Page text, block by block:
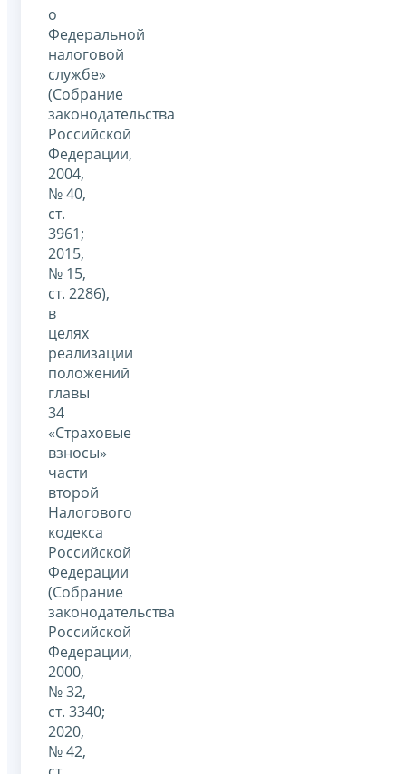
о
Федеральной
налоговой
службе»
(Собрание
законодательства
Российской
Федерации,
2004,
№ 40,
ст.
3961;
2015,
№ 15,
ст. 2286),
в
целях
реализации
положений
главы
34
«Страховые
взносы»
части
второй
Налогового
кодекса
Российской
Федерации
(Собрание
законодательства
Российской
Федерации,
2000,
№ 32,
ст. 3340;
2020,
№ 42,